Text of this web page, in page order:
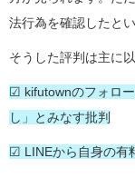
法行為を確認したと
そうした評判は主に
☑ kifutownのフォロ
し」とみなす批判
☑ LINEから自身の有